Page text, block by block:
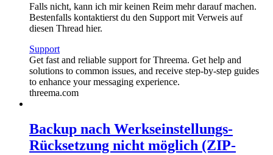
Falls nicht, kann ich mir keinen Reim mehr darauf machen.
Bestenfalls kontaktierst du den Support mit Verweis auf
diesen Thread hier.
Support
Get fast and reliable support for Threema. Get help and
solutions to common issues, and receive step-by-step guides
to enhance your messaging experience.
threema.com
Backup nach Werkseinstellungs-
Rücksetzung nicht möglich (ZIP-